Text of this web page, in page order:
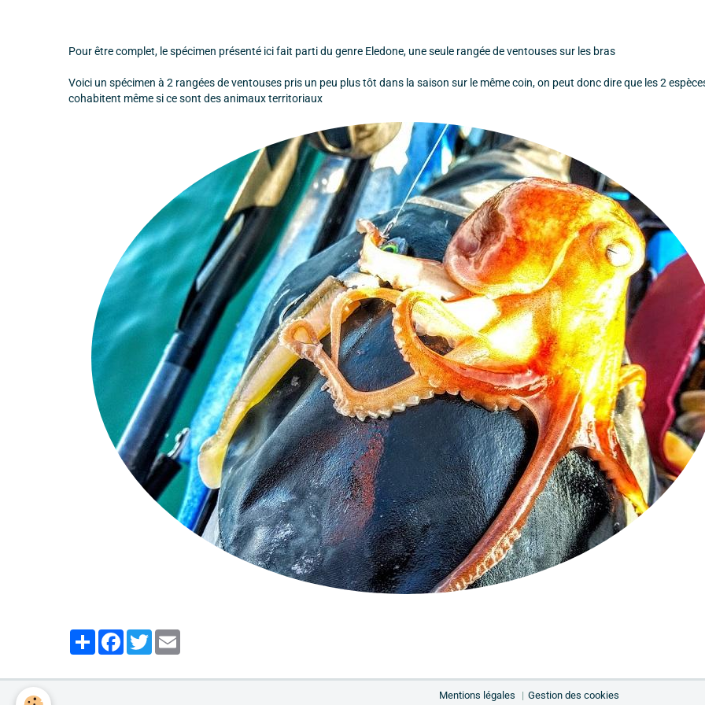
Pour être complet, le spécimen présenté ici fait parti du genre Eledone, une seule rangée de ventouses sur les bras
Voici un spécimen à 2 rangées de ventouses pris un peu plus tôt dans la saison sur le même coin, on peut donc dire que les 2
cohabitent même si ce sont des animaux territoriaux
PartagerFacebook
Twitter
Mentions légales Gestion des cookies